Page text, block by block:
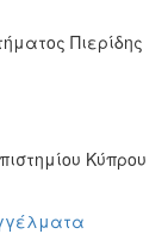
Πιερίδης
Κύπρου